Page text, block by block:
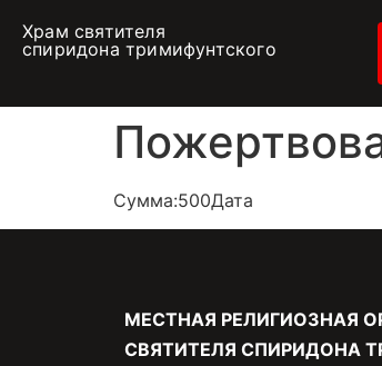
Храм святителя
спиридона тримифунтского
Сумма:500Дата
МЕСТНАЯ РЕЛИГИОЗНАЯ
СВЯТИТЕЛЯ СПИРИДОНА